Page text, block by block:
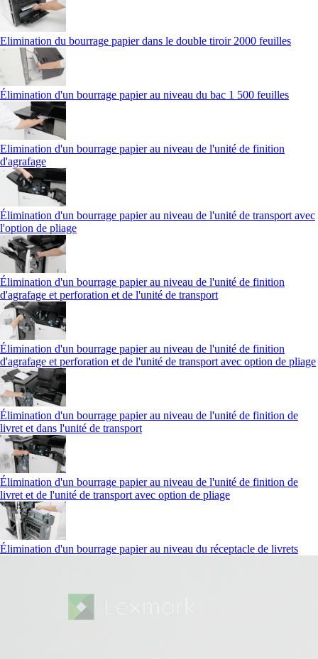
Elimination du bourrage papier dans le double tiroir 2000 feuilles
Élimination d'un bourrage papier au niveau du bac 1 500 feuilles
Elimination d'un bourrage papier au niveau de l'unité de finition
d'agrafage
Élimination d'un bourrage papier au niveau de l'unité de transport avec
l'option de pliage
Élimination d'un bourrage papier au niveau de l'unité de finition
d'agrafage et perforation et de l'unité de transport
Élimination d'un bourrage papier au niveau de l'unité de finition
d'agrafage et perforation et de l'unité de transport avec option de pliage
Élimination d'un bourrage papier au niveau de l'unité de finition de
livret et dans l'unité de transport
Élimination d'un bourrage papier au niveau de l'unité de finition de
livret et de l'unité de transport avec option de pliage
Élimination d'un bourrage papier au niveau du réceptacle de livrets